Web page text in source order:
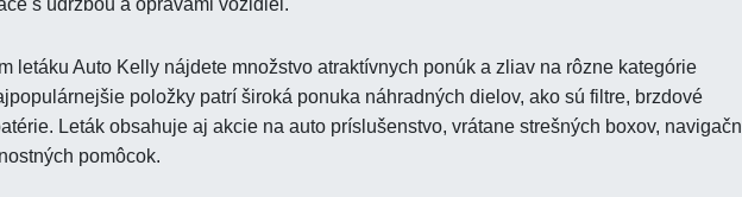
s údržbou a opravami vozidiel.
letáku Auto Kelly nájdete množstvo atraktívnych ponúk a zliav na rôzne kategórie
položky patrí široká ponuka náhradných dielov, ako sú filtre, brzdové
Leták obsahuje aj akcie na auto príslušenstvo, vrátane strešných boxov,
pomôcok.